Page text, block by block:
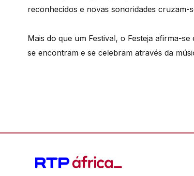
reconhecidos e novas sonoridades cruzam-
Mais do que um Festival, o Festeja afirma-
se encontram e se celebram através da